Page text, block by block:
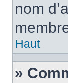
nom
Haut
»